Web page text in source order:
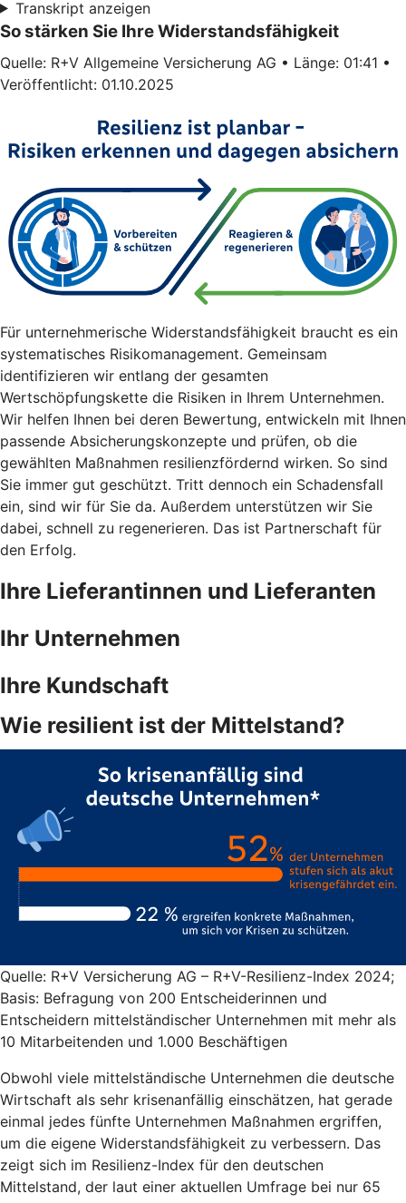
Transkript anzeigen
So stärken Sie Ihre Widerstandsfähigkeit
Quelle: R+V Allgemeine Versicherung AG • Länge: 01:41 •
Veröffentlicht: 01.10.2025
Für unternehmerische Widerstandsfähigkeit braucht es ein
systematisches Risikomanagement. Gemeinsam
identifizieren wir entlang der gesamten
Wertschöpfungskette die Risiken in Ihrem Unternehmen.
Wir helfen Ihnen bei deren Bewertung, entwickeln mit Ihnen
passende Absicherungskonzepte und prüfen, ob die
gewählten Maßnahmen resilienzfördernd wirken. So sind
Sie immer gut geschützt. Tritt dennoch ein Schadensfall
ein, sind wir für Sie da. Außerdem unterstützen wir Sie
dabei, schnell zu regenerieren. Das ist Partnerschaft für
den Erfolg.
Ihre Lieferantinnen und Lieferanten
Ihr Unternehmen
Ihre Kundschaft
Wie resilient ist der Mittelstand?
Quelle: R+V Versicherung AG – R+V-Resilienz-Index 2024;
Basis: Befragung von 200 Entscheiderinnen und
Entscheidern mittelständischer Unternehmen mit mehr als
10 Mitarbeitenden und 1.000 Beschäftigen
Obwohl viele mittelständische Unternehmen die deutsche
Wirtschaft als sehr krisenanfällig einschätzen, hat gerade
einmal jedes fünfte Unternehmen Maßnahmen ergriffen,
um die eigene Widerstandsfähigkeit zu verbessern. Das
zeigt sich im Resilienz-Index für den deutschen
Mittelstand, der laut einer aktuellen Umfrage bei nur 65